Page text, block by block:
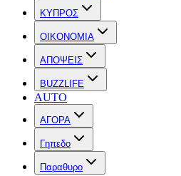
ΚΥΠΡΟΣ
OIKONOMIA
ΑΠΟΨΕΙΣ
BUZZLIFE
AUTO
ΑΓΟΡΑ
Γηπεδο
Παραθυρο